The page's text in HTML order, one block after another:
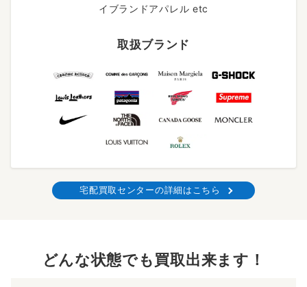
イブランドアパレル etc
取扱ブランド
宅配買取センターの詳細はこちら
どんな状態でも買取出来ます！